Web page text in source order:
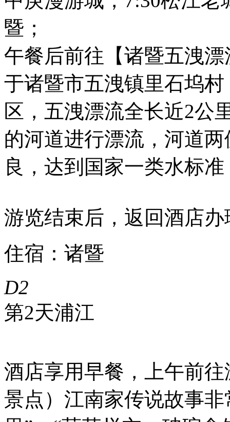
暨；
午餐后前往【诸暨五洩
于诸暨市五洩镇里石坞
区，五洩漂流全长近2公
的河道进行漂流，河道
良，达到国家一类水标
游览结束后，返回酒店
住宿：诸暨
D2
第2天浦江
酒店享用早餐，上午前
景点）江南家传说故事